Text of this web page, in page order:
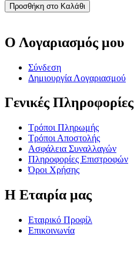
Προσθήκη στο Καλάθι
Ο Λογαριασμός μου
Σύνδεση
Δημιουργία Λογαριασμού
Γενικές Πληροφορίες
Τρόποι Πληρωμής
Τρόποι Αποστολής
Ασφάλεια Συναλλαγών
Πληροφορίες Επιστροφών
Όροι Χρήσης
Η Εταιρία μας
Εταιρικό Προφίλ
Επικοινωνία